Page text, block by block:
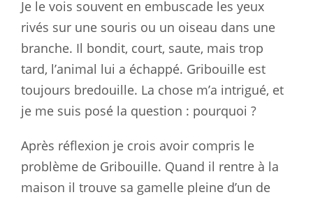
Je le vois souvent en embuscade les yeux
rivés sur une souris ou un oiseau dans une
branche. Il bondit, court, saute, mais trop
tard, l’animal lui a échappé. Gribouille est
toujours bredouille. La chose m’a intrigué, et
je me suis posé la question : pourquoi ?
Après réflexion je crois avoir compris le
problème de Gribouille. Quand il rentre à la
maison il trouve sa gamelle pleine d’un de